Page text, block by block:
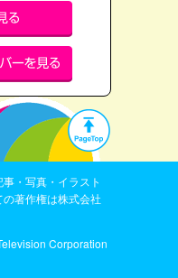
・写真・イラスト
著作権は株式会社
Corporation